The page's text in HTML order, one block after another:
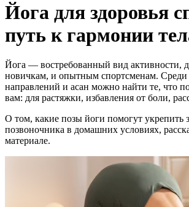
Йога для здоровья
путь к гармонии
Йога — востребованный вид активности,
новичкам, и опытным спортсменам. Среди
направлений и асан можно найти те, что
вам: для растяжки, избавления от боли,
О том, какие позы йоги помогут укрепить
позвоночника в домашних условиях,
материале.